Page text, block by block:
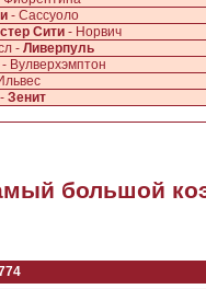
- Сассуоло
Сити - Норвич
- Ливерпуль
- Вулверхэмптон
Зенит
большой